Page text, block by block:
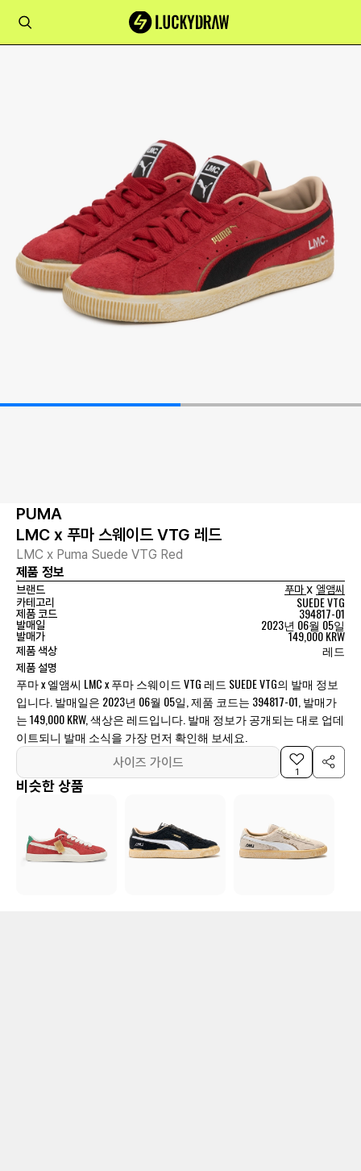
PUMA
LMC x 푸마 스웨이드 VTG 레드
LMC x Puma Suede VTG Red
제품 정보
브랜드 푸마x 엘앰씨
카테고리
SUEDE VTG
제품 코드 394817-01
발매일 2023년 06월 05일
발매가 149,000 KRW
제품 색상 레드
제품 설명
푸마 x 엘앰씨 LMC x 푸마 스웨이드 VTG 레드 SUEDE VTG의 발매 정보
입니다. 발매일은 2023년 06월 05일, 제품 코드는 394817-01, 발매가
는 149,000 KRW, 색상은 레드입니다. 발매 정보가 공개되는 대로 업데
이트되니 발매 소식을 가장 먼저 확인해 보세요.
사이즈 가이드
1
비슷한 상품